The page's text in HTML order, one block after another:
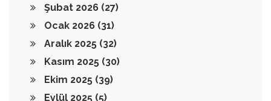
Şubat 2026 (27)
Ocak 2026 (31)
Aralık 2025 (32)
Kasım 2025 (30)
Ekim 2025 (39)
Eylül 2025 (5)